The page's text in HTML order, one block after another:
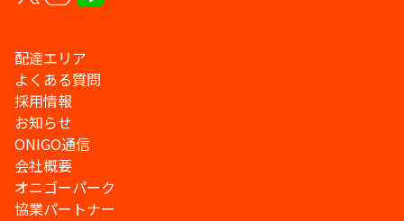
配達エリア
よくある質問
採用情報
お知らせ
ONIGO通信
会社概要
オニゴーパーク
協業パートナー